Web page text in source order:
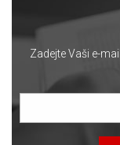
Zadejte Vaši e-